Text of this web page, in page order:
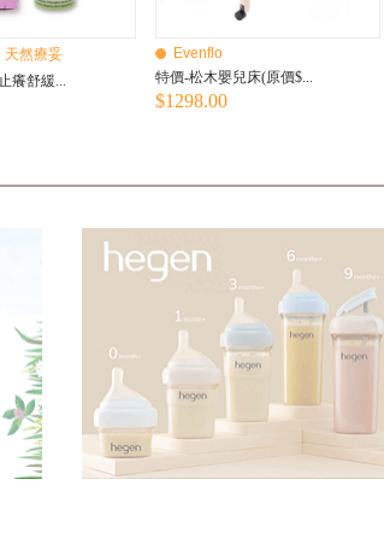
天然療妥
癢舒緩...
Evenflo
特價-松木嬰兒床(原價$...
$1298.00